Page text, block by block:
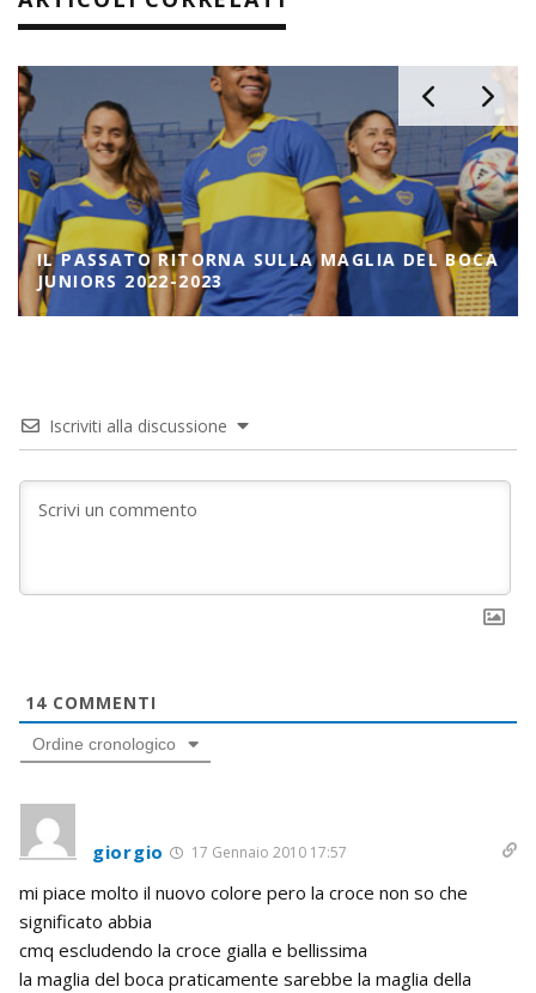
IL PASSATO RITORNA SULLA MAGLIA DEL BOCA
JUNIORS 2022-2023
Iscriviti alla discussione
14 COMMENTI
Ordine cronologico
giorgio 17 Gennaio 2010 17:57
mi piace molto il nuovo colore pero la croce non so che
significato abbia
cmq escludendo la croce gialla e bellissima
la maglia del boca praticamente sarebbe la maglia della